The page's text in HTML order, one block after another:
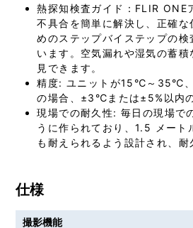
熱探知検査ガイド：FLIR ONE
不具合を簡単に解決し、正確
めのステップバイステップの
います。空気漏れや湿気の蓄
見できます。
精度: ユニットが15℃～35℃
の場合、±3℃または±5%以内
現場での耐久性: 毎日の現場で
うに作られており、1.5 メート
も耐えられるよう設計され、耐
仕様
撮影機能